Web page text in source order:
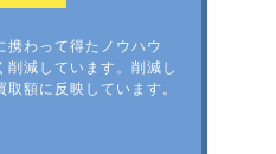
携わって得たノウハウ
削減しています。削減し
額に反映しています。